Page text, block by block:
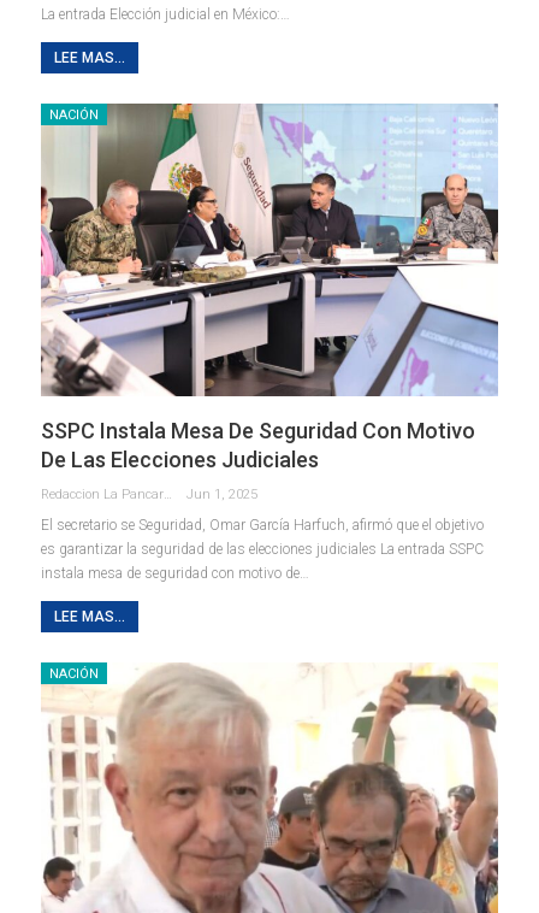
La entrada Elección judicial en México:…
LEE MAS...
NACIÓN
SSPC Instala Mesa De Seguridad Con Motivo
De Las Elecciones Judiciales
Redaccion La Pancarta De Quintana Roo Jun 1, 2025
El secretario se Seguridad, Omar García Harfuch, afirmó que el objetivo
es garantizar la seguridad de las elecciones judiciales La entrada SSPC
instala mesa de seguridad con motivo de…
LEE MAS...
NACIÓN